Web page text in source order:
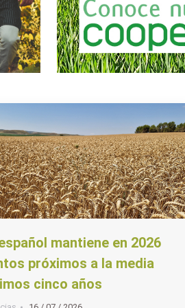
mantiene en 2026
próximos a la media
cinco años